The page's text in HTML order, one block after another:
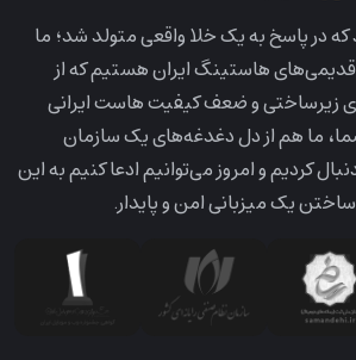
در پاسخ به یک خلا واقعی متولد شد؛ ما
هاستینگ ایران هستیم که از
زیرساختی و ضعف کیفیت هاست ایرانی
ما هم از دل دغدغه‌های یک سازمان
کردیم و امروز می‌توانیم ادعا کنیم به این
یک میزبانی امن و پایدار.